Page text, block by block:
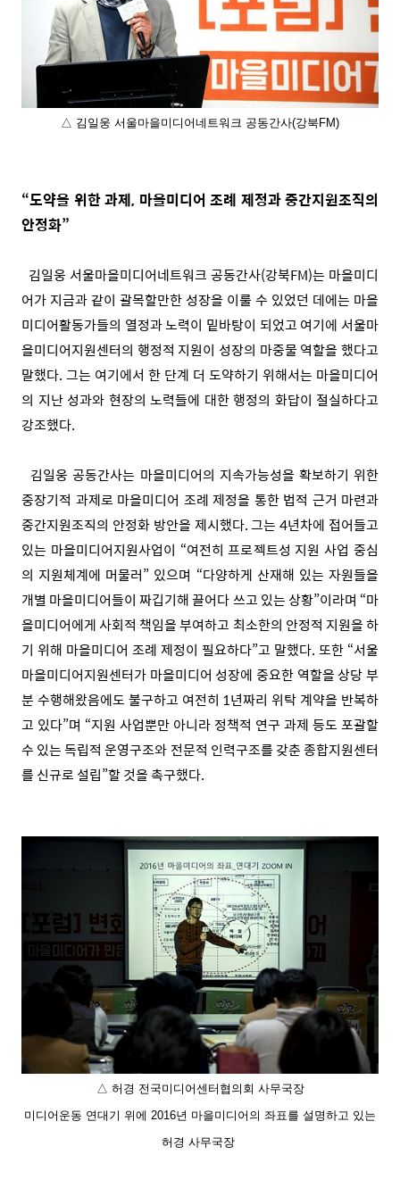
△ 김일웅 서울마을미디어네트워크 공동간사(강북FM)
“도약을 위한 과제, 마을미디어 조례 제정과 중간지원조직의
안정화”
김일웅 서울마을미디어네트워크 공동간사(강북FM)는 마을미디
어가 지금과 같이 괄목할만한 성장을 이룰 수 있었던 데에는 마을
미디어활동가들의 열정과 노력이 밑바탕이 되었고 여기에 서울마
을미디어지원센터의 행정적 지원이 성장의 마중물 역할을 했다고
말했다. 그는 여기에서 한 단계 더 도약하기 위해서는 마을미디어
의 지난 성과와 현장의 노력들에 대한 행정의 화답이 절실하다고
강조했다.
김일웅 공동간사는 마을미디어의 지속가능성을 확보하기 위한
중장기적 과제로 마을미디어 조례 제정을 통한 법적 근거 마련과
중간지원조직의 안정화 방안을 제시했다. 그는 4년차에 접어들고
있는 마을미디어지원사업이 “여전히 프로젝트성 지원 사업 중심
의 지원체계에 머물러” 있으며 “다양하게 산재해 있는 자원들을
개별 마을미디어들이 짜깁기해 끌어다 쓰고 있는 상황”이라며 “마
을미디어에게 사회적 책임을 부여하고 최소한의 안정적 지원을 하
기 위해 마을미디어 조례 제정이 필요하다”고 말했다. 또한 “서울
마을미디어지원센터가 마을미디어 성장에 중요한 역할을 상당 부
분 수행해왔음에도 불구하고 여전히 1년짜리 위탁 계약을 반복하
고 있다”며 “지원 사업뿐만 아니라 정책적 연구 과제 등도 포괄할
수 있는 독립적 운영구조와 전문적 인력구조를 갖춘 종합지원센터
를 신규로 설립”할 것을 촉구했다.
△ 허경 전국미디어센터협의회 사무국장
미디어운동 연대기 위에 2016년 마을미디어의 좌표를 설명하고 있는
허경 사무국장